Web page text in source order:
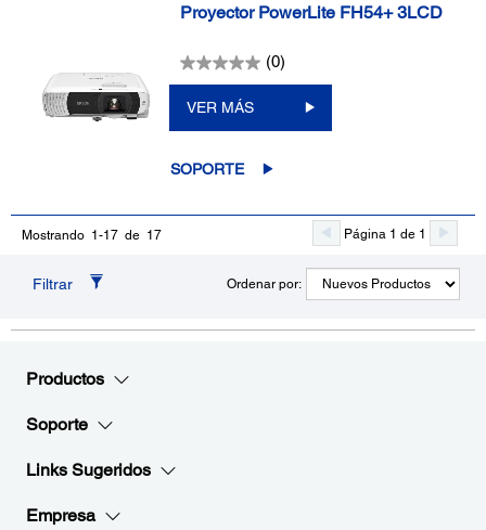
Proyector PowerLite FH54+ 3LCD
(0)
VER MÁS
SOPORTE
Mostrando 1-17 de 17 Página 1 de 1
Filtrar Ordenar por:
Productos
Soporte
Links Sugeridos
Empresa